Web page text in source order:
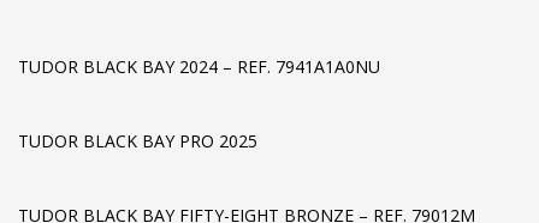
TUDOR BLACK BAY 2024 – REF. 7941A1A0NU
TUDOR BLACK BAY PRO 2025
TUDOR BLACK BAY FIFTY-EIGHT BRONZE – REF. 79012M